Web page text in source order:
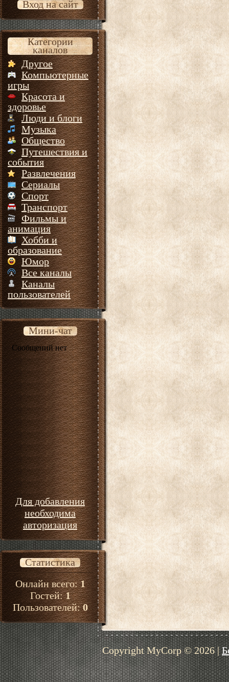
Вход на сайт
Категории
каналов
Другое
Компьютерные
игры
Красота и
здоровье
Люди и блоги
Музыка
Общество
Путешествия и
события
Развлечения
Сериалы
Спорт
Транспорт
Фильмы и
анимация
Хобби и
образование
Юмор
Все каналы
Каналы
пользователей
Мини-чат
Для добавления
необходима
авторизация
Статистика
Онлайн всего:1
Гостей:1
Пользователей:0
Copyright MyCorp © 2026|